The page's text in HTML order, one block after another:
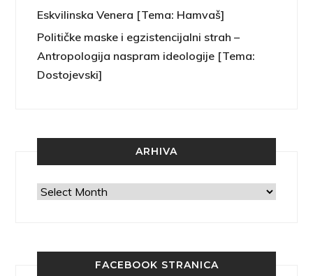
Eskvilinska Venera [Tema: Hamvaš]
Političke maske i egzistencijalni strah –
Antropologija naspram ideologije [Tema:
Dostojevski]
ARHIVA
Arhiva
FACEBOOK STRANICA